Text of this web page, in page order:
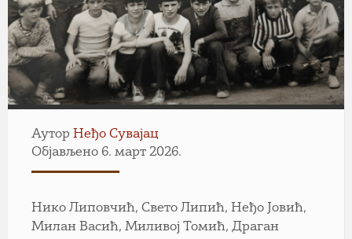
Аутор Неђо Сувајац
Објављено 6. март 2026.
Нико Липовчић, Свето Липић, Неђо Јовић,
Милан Васић, Миливој Томић, Драган